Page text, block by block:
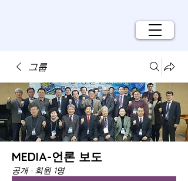
그룹
MEDIA-언론 보도
공개 · 회원 1명